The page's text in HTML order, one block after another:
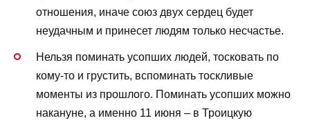
отношения, иначе союз двух сердец будет
неудачным и принесет людям только несчастье.
Нельзя поминать усопших людей, тосковать по
кому-то и грустить, вспоминать тоскливые
моменты из прошлого. Поминать усопших можно
накануне, а именно 11 июня – в Троицкую